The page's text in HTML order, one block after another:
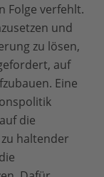
Folge verfehlt.
und
zu lösen,
auf
Eine
die
haltender